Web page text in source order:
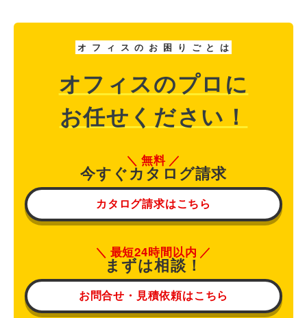
オ フ ィ ス の お 困 り ご と は
オフィスのプロに
お任せください！
無料
今すぐカタログ請求
カタログ請求はこちら
最短24時間以内
まずは相談！
お問合せ・見積依頼はこちら